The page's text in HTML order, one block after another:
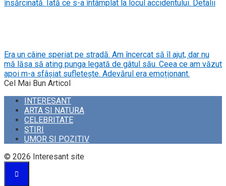
însărcinată. Iată ce s-a întâmplat la locul accidentului. Detalii
Era un câine speriat pe stradă. Am încercat să îl ajut, dar nu
mă lăsa să ating punga legată de gâtul său. Ceea ce am văzut
apoi m-a sfâșiat sufletește. Adevărul era emoționant.
Cel Mai Bun Articol
INTERESANT
ARTA SI NATURA
CELEBRITATE
ŞTIRI
UMOR SI POZITIV
© 2026 Interesant site